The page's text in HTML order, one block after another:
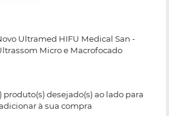
Ultramed HIFU Medical San -
Micro e Macrofocado
produto(s) desejado(s) ao lado para
à sua compra